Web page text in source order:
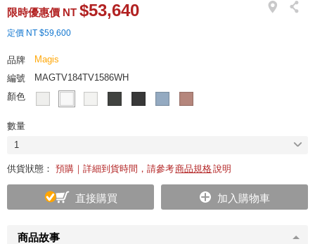
商品故事
限時優惠價 NT $53,640
定價 NT $59,600
品牌
Magis
編號
MAGTV184TV1586WH
顏色
數量
1
供貨狀態： 預購｜詳細到貨時間，請參考商品規格說明
直接購買 加入購物車